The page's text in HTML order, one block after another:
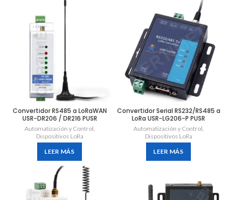
Convertidor RS485 a LoRaWAN
USR-DR206 / DR216 PUSR
Automatización y Control,
Dispositivos LoRa
LEER MÁS
Convertidor Serial RS232/RS485 a
LoRa USR-LG206-P PUSR
Automatización y Control,
Dispositivos LoRa
LEER MÁS